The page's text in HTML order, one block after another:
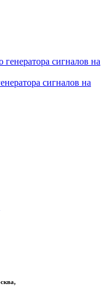
сигналов на